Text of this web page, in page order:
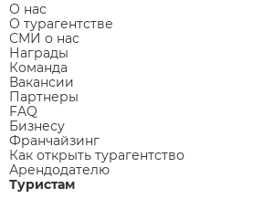
О нас
О турагентстве
СМИ о нас
Награды
Команда
Вакансии
Партнеры
FAQ
Бизнесу
Франчайзинг
Как открыть турагентство
Арендодателю
Туристам